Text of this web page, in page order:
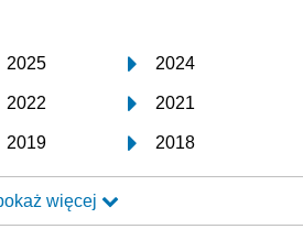
2025 2024
2022 2021
2019 2018
2016 2015
2013 2012
więcej